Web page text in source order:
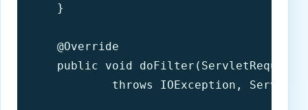
    }
    @Override
public void doFilter(ServletRequest
throws IOException,